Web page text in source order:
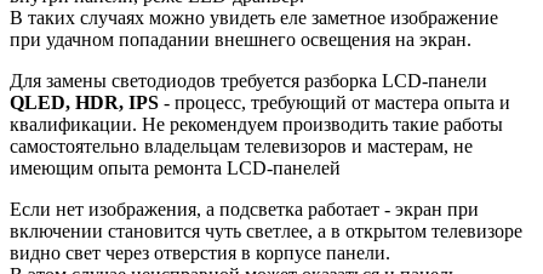
В таких случаях можно увидеть еле заметное изображение
при удачном попадании внешнего освещения на экран.
Для замены светодиодов требуется разборка LCD-панели
QLED, HDR, IPS - процесс, требующий от мастера опыта и
квалификации. Не рекомендуем производить такие работы
самостоятельно владельцам телевизоров и мастерам, не
имеющим опыта ремонта LCD-панелей
Если нет изображения, а подсветка работает - экран при
включении становится чуть светлее, а в открытом телевизоре
видно свет через отверстия в корпусе панели.